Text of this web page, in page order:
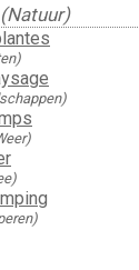
(Natuur)